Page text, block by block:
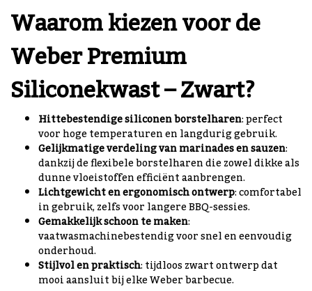
Waarom kiezen voor de
Weber Premium
Siliconekwast – Zwart?
Hittebestendige siliconen borstelharen: perfect
voor hoge temperaturen en langdurig gebruik.
Gelijkmatige verdeling van marinades en sauzen:
dankzij de flexibele borstelharen die zowel dikke als
dunne vloeistoffen efficiënt aanbrengen.
Lichtgewicht en ergonomisch ontwerp: comfortabel
in gebruik, zelfs voor langere BBQ-sessies.
Gemakkelijk schoon te maken:
vaatwasmachinebestendig voor snel en eenvoudig
onderhoud.
Stijlvol en praktisch: tijdloos zwart ontwerp dat
mooi aansluit bij elke Weber barbecue.